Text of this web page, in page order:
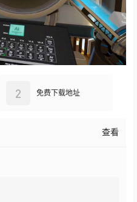
免费下载地址
2
查看